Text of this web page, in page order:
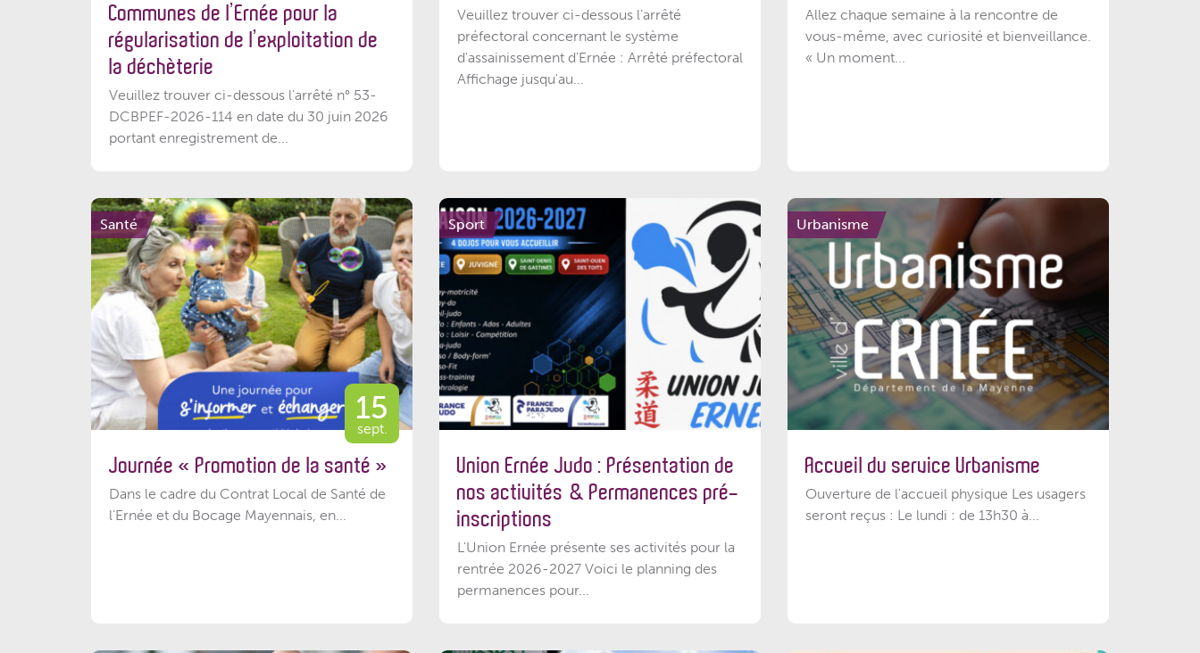
Communes de l’Ernée pour la
régularisation de l’exploitation de
la déchèterie
Veuillez trouver ci-dessous l'arrêté n° 53-
DCBPEF-2026-114 en date du 30 juin 2026
portant enregistrement de...
Veuillez trouver ci-dessous l’arrêté
préfectoral concernant le système
d'assainissement d'Ernée : Arrêté préfectoral
Affichage jusqu'au...
Allez chaque semaine à la rencontre de
vous-même, avec curiosité et bienveillance.
« Un moment...
Santé
15
sept.
Journée « Promotion de la santé »
Dans le cadre du Contrat Local de Santé de
l’Ernée et du Bocage Mayennais, en...
Sport
Union Ernée Judo : Présentation de
nos activités & Permanences pré-
inscriptions
L'Union Ernée présente ses activités pour la
rentrée 2026-2027 Voici le planning des
permanences pour...
Urbanisme
Accueil du service Urbanisme
Ouverture de l'accueil physique Les usagers
seront reçus : Le lundi : de 13h30 à...